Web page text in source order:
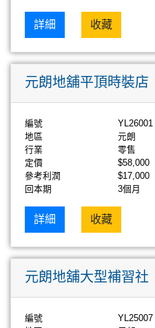
詳細 收藏
元朗地舖平頂時裝店
編號
YL26001
地區
元朗
行業
零售
定價
$58,000
參考利潤
$17,000
回本期
3個月
詳細 收藏
元朗地舖大型補習社
編號
YL25007